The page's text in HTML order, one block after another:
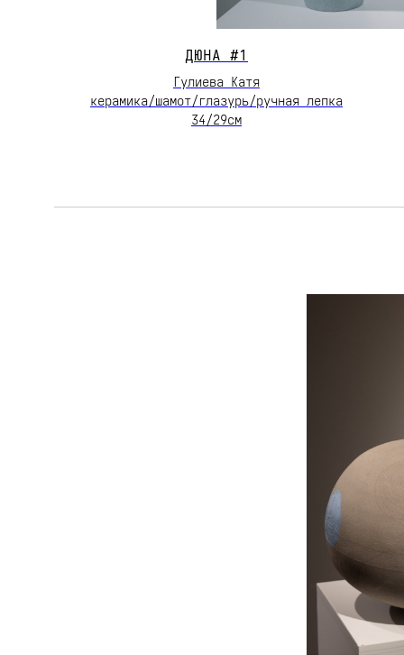
ДЮНА #1
Гулиева Катя
керамика/шамот/глазурь/ручная лепка
34/29см